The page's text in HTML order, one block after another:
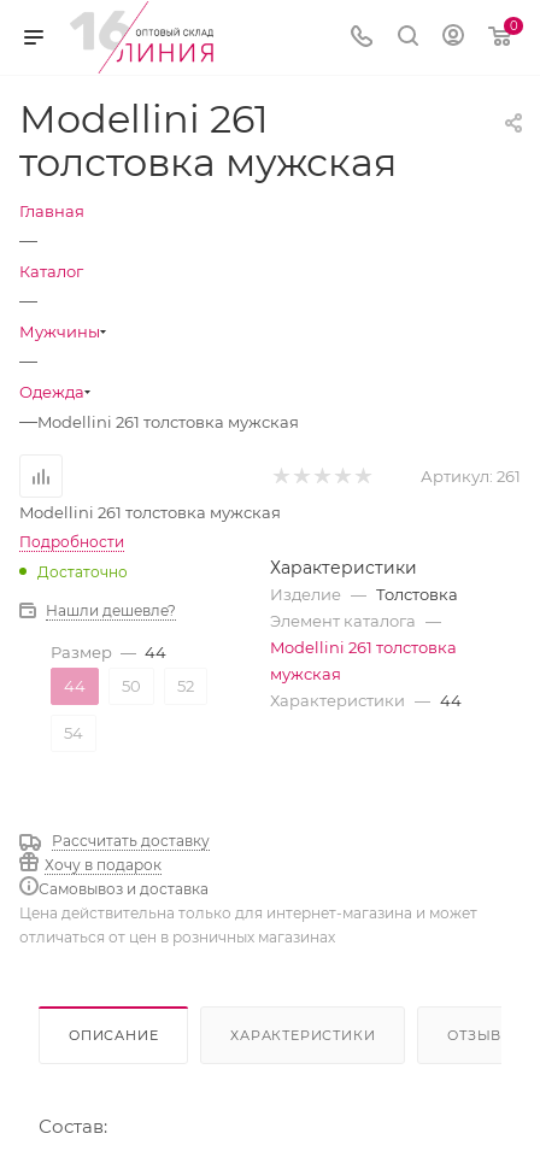
0
Modellini 261
толстовка мужская
Главная
—
Каталог
—
Мужчины
—
Одежда
—Modellini 261 толстовка мужская
Артикул: 261
Modellini 261 толстовка мужская
Подробности
Достаточно
Нашли дешевле?
Размер — 44
44
50 52
54
Рассчитать доставку
Хочу в подарок
Самовывоз и доставка
Характеристики
Изделие — Толстовка
Элемент каталога —
Modellini 261 толстовка
мужская
Характеристики — 44
Цена действительна только для интернет-магазина и может
отличаться от цен в розничных магазинах
ОПИСАНИЕ ХАРАКТЕРИСТИКИ ОТЗЫВЫ
Состав: